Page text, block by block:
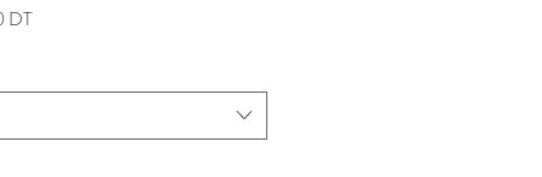
DTPrix